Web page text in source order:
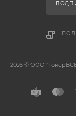
2026 © ООО